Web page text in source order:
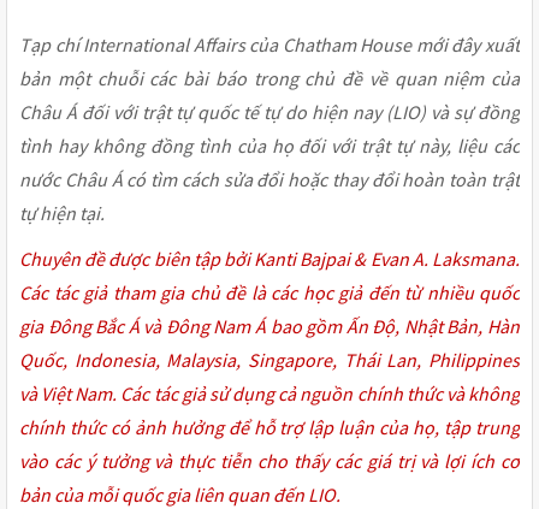
Tạp chí International Affairs của Chatham House mới đây xuất
bản một chuỗi các bài báo trong chủ đề về quan niệm của
Châu Á đối với trật tự quốc tế tự do hiện nay (LIO) và sự đồng
tình hay không đồng tình của họ đối với trật tự này, liệu các
nước Châu Á có tìm cách sửa đổi hoặc thay đổi hoàn toàn trật
tự hiện tại.
Chuyên đề được biên tập bởi Kanti Bajpai & Evan A. Laksmana.
Các tác giả tham gia chủ đề là các học giả đến từ nhiều quốc
gia Đông Bắc Á và Đông Nam Á bao gồm Ấn Độ, Nhật Bản, Hàn
Quốc, Indonesia, Malaysia, Singapore, Thái Lan, Philippines
và Việt Nam. Các tác giả sử dụng cả nguồn chính thức và không
chính thức có ảnh hưởng để hỗ trợ lập luận của họ, tập trung
vào các ý tưởng và thực tiễn cho thấy các giá trị và lợi ích cơ
bản của mỗi quốc gia liên quan đến LIO.